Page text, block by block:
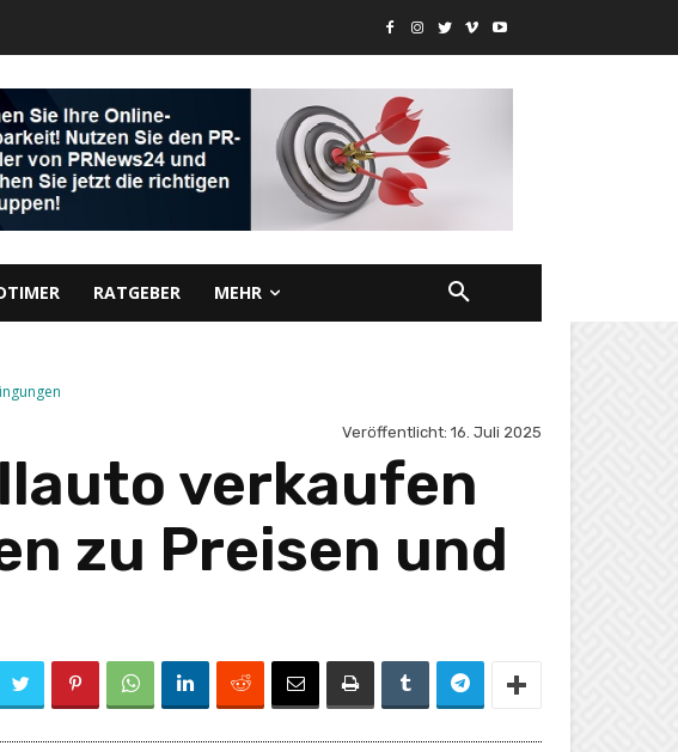
RATGEBER MEHR
Veröffentlicht: 16. Juli 2025
verkaufen
zu Preisen und